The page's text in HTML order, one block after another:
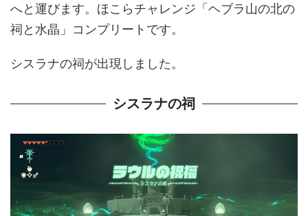
へと運びます。ほこらチャレンジ「ヘブラ山の北の
祠と水晶」コンプリートです。
シスラナの祠が出現しました。
シスラナの祠